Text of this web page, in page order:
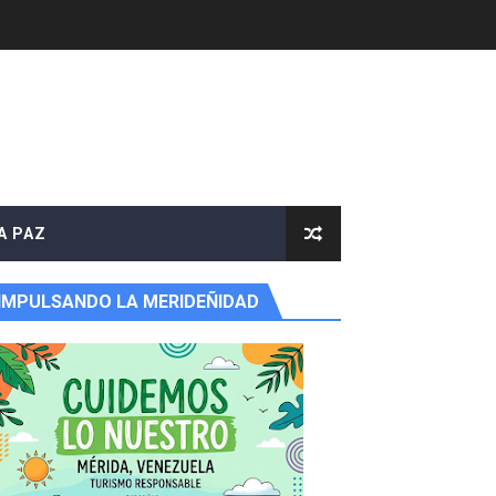
PAZ
IMPULSANDO LA MERIDEÑIDAD